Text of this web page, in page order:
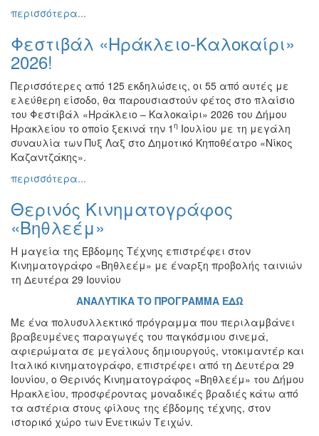
Χορός
Θέατρο
Παζάρι
Ειδών
Συνέδρια
Ημερίδες
-
Διημερίδες
Σεμινάρια-
Διαλέξεις-
Ομιλίες
Διάφορες
Εκθέσεις
Εκδηλώσεις
για
Παιδιά
Άλλες
Εκδηλώσεις
ΤΟΠΟΣ
ΜΑΣ
περισσότερα...
Φεστιβάλ «Ηράκλειο-Καλοκαίρι»
2026!
Περισσότερες από 125 εκδηλώσεις, οι 55 από αυτές με
ελεύθερη είσοδο, θα παρουσιαστούν φέτος στο πλαίσιο
του Φεστιβάλ «Ηράκλειο – Καλοκαίρι» 2026 του Δήμου
Ηρακλείου το οποίο ξεκινά την 1 η Ιουλίου με τη μεγάλη
συναυλία των Πυξ Λαξ στο Δημοτικό Κηποθέατρο «Νίκος
Καζαντζάκης».
περισσότερα...
Θερινός Κινηματογράφος
«Βηθλεέμ»
Η μαγεία της Έβδομης Τέχνης επιστρέφει στον
Κινηματογράφο «Βηθλεέμ» με έναρξη προβολής ταινιών
τη Δευτέρα 29 Ιουνίου
ΑΝΑΛΥΤΙΚΑ ΤΟ ΠΡΟΓΡΑΜΜΑ ΕΔΩ
Με ένα πολυσυλλεκτικό πρόγραμμα που περιλαμβάνει
βραβευμένες παραγωγές του παγκόσμιου σινεμά,
αφιερώματα σε μεγάλους δημιουργούς, ντοκιμαντέρ και
Ιταλικό κινηματογράφο, επιστρέφει από τη Δευτέρα 29
Ιουνίου, ο Θερινός Κινηματογράφος «Βηθλεέμ» του Δήμου
Ηρακλείου, προσφέροντας μοναδικές βραδιές κάτω από
τα αστέρια στους φίλους της έβδομης τέχνης, στον
ιστορικό χώρο των Ενετικών Τειχών.